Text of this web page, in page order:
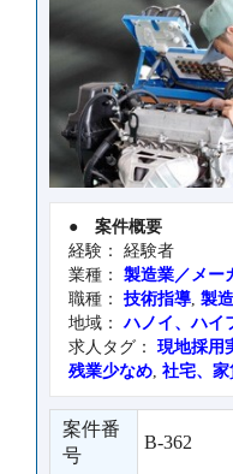
● 案件概要
経験： 経験者
業種： 製造業／メー
職種： 技術指導 製
地域：ハノイ、ハイ
求人タグ： 現地採用
残業少なめ 社宅、
案件番
号
B-362